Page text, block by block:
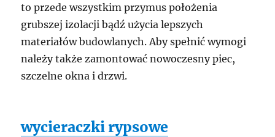
to przede wszystkim przymus położenia
grubszej izolacji bądź użycia lepszych
materiałów budowlanych. Aby spełnić wymogi
należy także zamontować nowoczesny piec,
szczelne okna i drzwi.
wycieraczki rypsowe